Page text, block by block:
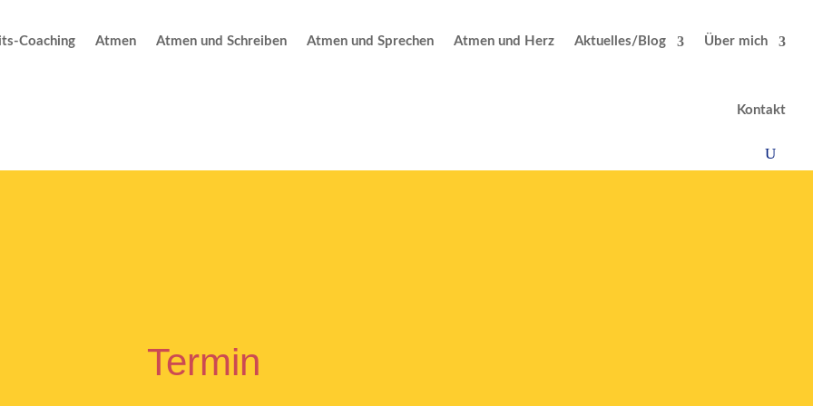
Coaching Atmen Atmen und Schreiben Atmen und Sprechen Atmen und Herz Aktuelles/Blog Über mich
Kontakt
Termin